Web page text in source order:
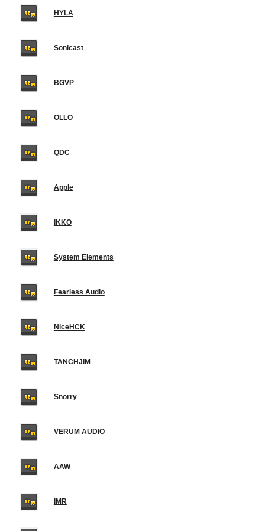
HYLA
Sonicast
BGVP
OLLO
QDC
Apple
IKKO
System Elements
Fearless Audio
NiceHCK
TANCHJIM
Snorry
VERUM AUDIO
AAW
IMR